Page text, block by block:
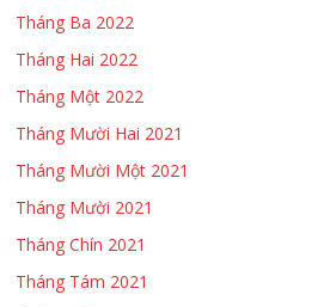
Tháng Ba 2022
Tháng Hai 2022
Tháng Một 2022
Tháng Mười Hai 2021
Tháng Mười Một 2021
Tháng Mười 2021
Tháng Chín 2021
Tháng Tám 2021